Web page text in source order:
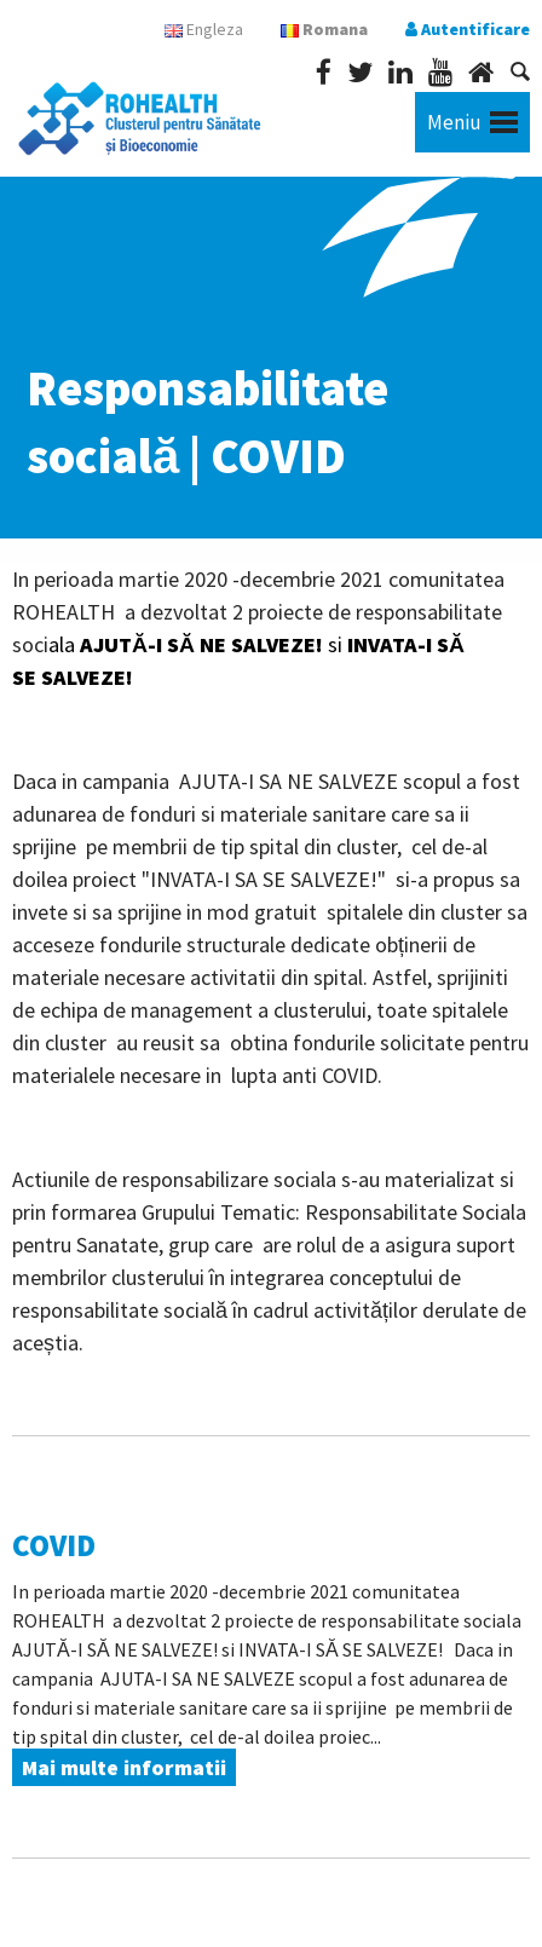
Engleza Romana Autentificare
Meniu
Responsabilitate
socială | COVID
In perioada martie 2020 -decembrie 2021 comunitatea
ROHEALTH a dezvoltat 2 proiecte de responsabilitate
sociala AJUTĂ-I SĂ NE SALVEZE! si INVATA-I SĂ
SE SALVEZE!
Daca in campania AJUTA-I SA NE SALVEZE scopul a fost
adunarea de fonduri si materiale sanitare care sa ii
sprijine pe membrii de tip spital din cluster, cel de-al
doilea proiect "INVATA-I SA SE SALVEZE!" si-a propus sa
invete si sa sprijine in mod gratuit spitalele din cluster sa
acceseze fondurile structurale dedicate obținerii de
materiale necesare activitatii din spital. Astfel, sprijiniti
de echipa de management a clusterului, toate spitalele
din cluster au reusit sa obtina fondurile solicitate pentru
materialele necesare in lupta anti COVID.
Actiunile de responsabilizare sociala s-au materializat si
prin formarea Grupului Tematic: Responsabilitate Sociala
pentru Sanatate, grup care are rolul de a asigura suport
membrilor clusterului în integrarea conceptului de
responsabilitate socială în cadrul activităților derulate de
aceștia.
COVID
In perioada martie 2020 -decembrie 2021 comunitatea
ROHEALTH a dezvoltat 2 proiecte de responsabilitate sociala
AJUTĂ-I SĂ NE SALVEZE! si INVATA-I SĂ SE SALVEZE! Daca in
campania AJUTA-I SA NE SALVEZE scopul a fost adunarea de
fonduri si materiale sanitare care sa ii sprijine pe membrii de
tip spital din cluster, cel de-al doilea proiec...
Mai multe informatii